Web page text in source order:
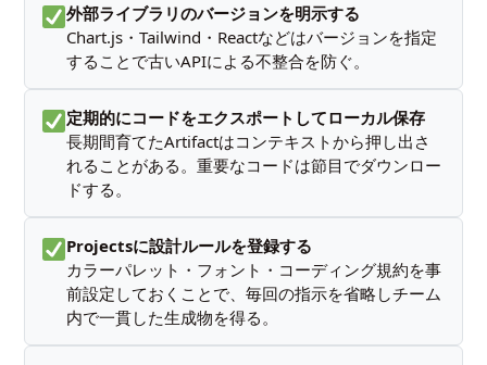
外部ライブラリのバージョンを明示する
Chart.js・Tailwind・Reactなどはバージョンを指定
することで古いAPIによる不整合を防ぐ。
定期的にコードをエクスポートしてローカル保存
長期間育てたArtifactはコンテキストから押し出さ
れることがある。重要なコードは節目でダウンロー
ドする。
Projectsに設計ルールを登録する
カラーパレット・フォント・コーディング規約を事
前設定しておくことで、毎回の指示を省略しチーム
内で一貫した生成物を得る。